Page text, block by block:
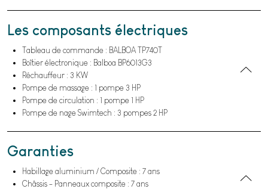
Les composants électriques
Tableau de commande : BALBOA TP740T
Boîtier électronique : Balboa BP6013G3
Réchauffeur : 3 KW
Pompe de massage : 1 pompe 3 HP
Pompe de circulation : 1 pompe 1 HP
Pompe de nage Swimtech : 3 pompes 2 HP
Garanties
Habillage aluminium / Composite : 7 ans
Châssis - Panneaux composite : 7 ans